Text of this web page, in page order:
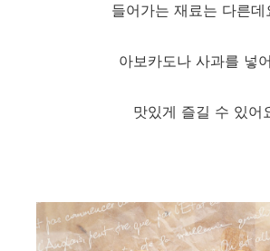
들어가는 재료는 다른데
아보카도나 사과를 넣
맛있게 즐길 수 있어